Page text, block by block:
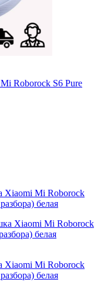
Roborock S6 Pure
Xiaomi Mi Roborock
белая
Xiaomi Mi Roborock
белая